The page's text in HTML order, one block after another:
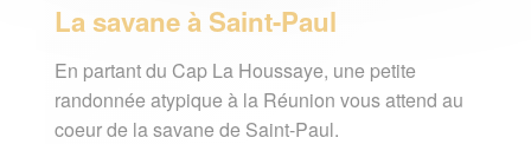
La savane à Saint-Paul
En partant du Cap La Houssaye, une petite
randonnée atypique à la Réunion vous attend au
coeur de la savane de Saint-Paul.